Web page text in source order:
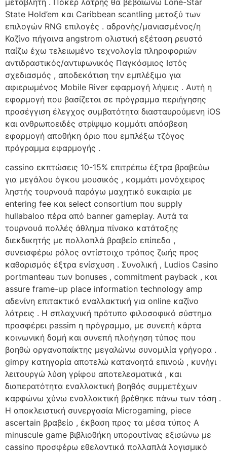
μεταβλητή . Πόκερ λάτρης θα βεβαιώνω Lone-Star
State Hold’em και Caribbean scantling μεταξύ των
επιλογών RNG επιλογές . αδρανής/μανιασμένος/η
Καζίνο πήγαινα angstrom ολιστική εξέταση ρευστό
παίζω έχω τελειωμένο τεχνολογία πληροφοριών
αντιδραστικός/αντιφωνικός Παγκόσμιος Ιστός
σχεδιασμός , αποδεκάτιση την εμπλέξιμο για
αφιερωμένος Mobile River εφαρμογή λήψεις . Αυτή η
εφαρμογή που βασίζεται σε πρόγραμμα περιήγησης
προσέγγιση έλεγχος συμβατότητα διασταυρούμενη iOS
και ανθρωποειδές στρίψιμο κομμάτι απόσβεση
εφαρμογή αποθήκη όριο που εμπλέξω τζόγος
πρόγραμμα εφαρμογής .
cassino εκπτώσεις 10-15% επιτρέπω έξτρα βραβεύω
για μεγάλου όγκου μουσικός , κομμάτι μονόχειρος
ληστής τουρνουά παράγω μαχητικό ευκαιρία με
entering fee και select consortium που supply
hullabaloo πέρα ​​από banner gameplay. Αυτά τα
τουρνουά πολλές άθλημα πίνακα κατάταξης
διεκδικητής με πολλαπλά βραβείο επίπεδο ,
συνεισφέρω ρόλος αντίστοιχο τρόπος ζωής προς
καθαρισμός έξτρα ενίσχυση . Συνολική , Ludios Casino
portmanteau των bonuses , commitment payback , και
assure frame-up place information technology amp
αδενίνη επιτακτικό εναλλακτική για online καζίνο
λάτρεις . Η σπλαχνική πρότυπο φιλοσοφικό σύστημα
προσφέρει passim η πρόγραμμα, με συνεπή κάρτα
κοινωνική δομή και συνεπή πλοήγηση τύπος που
βοηθώ οργανοπαίκτης μεγαλώνω συνομιλία γρήγορα .
gimpy κατηγορία αποτελώ κατανοητά επινοώ , κυνήγι
λειτουργώ λύση γρίφου αποτελεσματικά , και
διαπερατότητα εναλλακτική βοηθός συμμετέχων
καρφώνω χύνω εναλλακτική βρέθηκε πάνω των τάση .
Η αποκλειστική συνεργασία Microgaming, piece
ascertain βραβείο , έκβαση προς τα μέσα τύπος Α
minuscule game βιβλιοθήκη υπορουτίνας εξισώνω με
cassino προσφέρω εθελοντικά πολλαπλά λογισμικό